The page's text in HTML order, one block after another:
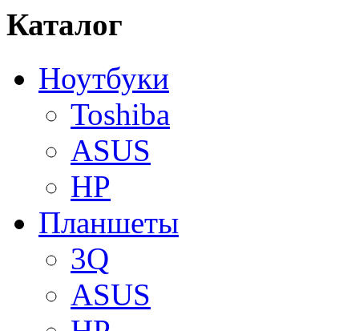
Каталог
Ноутбуки
Toshiba
ASUS
HP
Планшеты
3Q
ASUS